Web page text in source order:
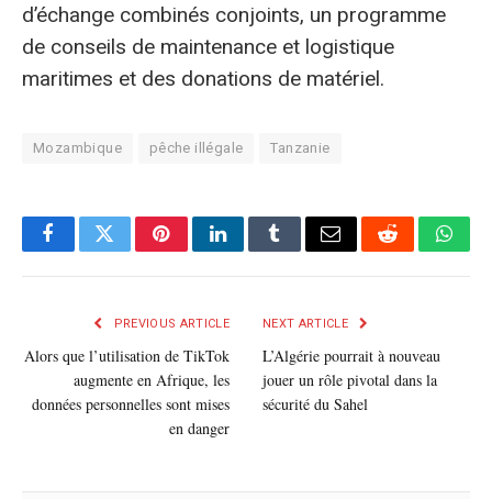
d’échange combinés conjoints, un programme
de conseils de maintenance et logistique
maritimes et des donations de matériel.
Mozambique pêche illégale Tanzanie
FacebookTwitterPinterestLinkedInTumblrE-
Reddit
PREVIOUS ARTICLE
Alors que l’utilisation de TikTok
augmente en Afrique, les
données personnelles sont mises
en danger
NEXT ARTICLE
L’Algérie pourrait à nouveau
jouer un rôle pivotal dans la
sécurité du Sahel